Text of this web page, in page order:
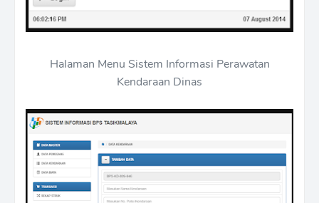
Halaman Menu Sistem Informasi Perawatan
Kendaraan Dinas